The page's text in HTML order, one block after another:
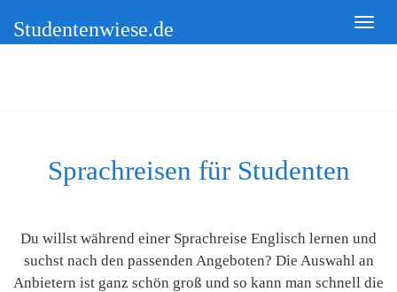
Studentenwiese.de
Sprachreisen für Studenten
Du willst während einer Sprachreise Englisch lernen und
suchst nach den passenden Angeboten? Die Auswahl an
Anbietern ist ganz schön groß und so kann man schnell die